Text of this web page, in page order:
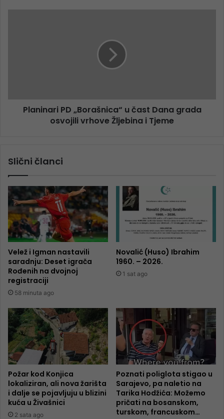
Planinari PD „Borašnica“ u čast Dana grada
osvojili vrhove Žljebina i Tjeme
Slični članci
Velež i Igman nastavili
saradnju: Deset igrača
Rođenih na dvojnoj
registraciji
58 minuta ago
Novalić (Huso) Ibrahim
1960. – 2026.
1 sat ago
Požar kod Konjica
lokaliziran, ali nova žarišta
i dalje se pojavljuju u blizini
kuća u Živašnici
2 sata ago
Poznati poliglota stigao u
Sarajevo, pa naletio na
Tarika Hodžića: Možemo
pričati na bosanskom,
turskom, francuskom…